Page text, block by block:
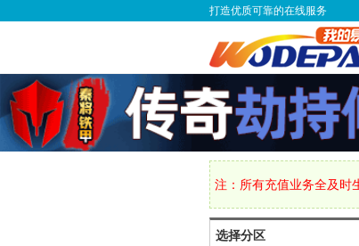
打造优质可靠的在线服务
注：所有充值业务全及时
选择分区